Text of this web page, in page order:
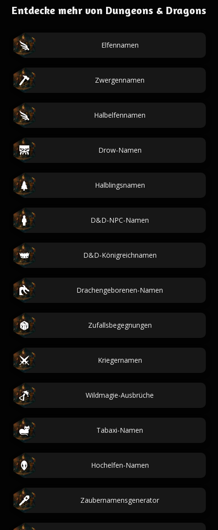
Entdecke mehr von Dungeons & Dragons
Elfennamen
Zwergennamen
Halbelfennamen
Drow-Namen
Halblingsnamen
D&D-NPC-Namen
D&D-Königreichnamen
Drachengeborenen-Namen
Zufallsbegegnungen
Kriegernamen
Wildmagie-Ausbrüche
Tabaxi-Namen
Hochelfen-Namen
Zaubernamensgenerator